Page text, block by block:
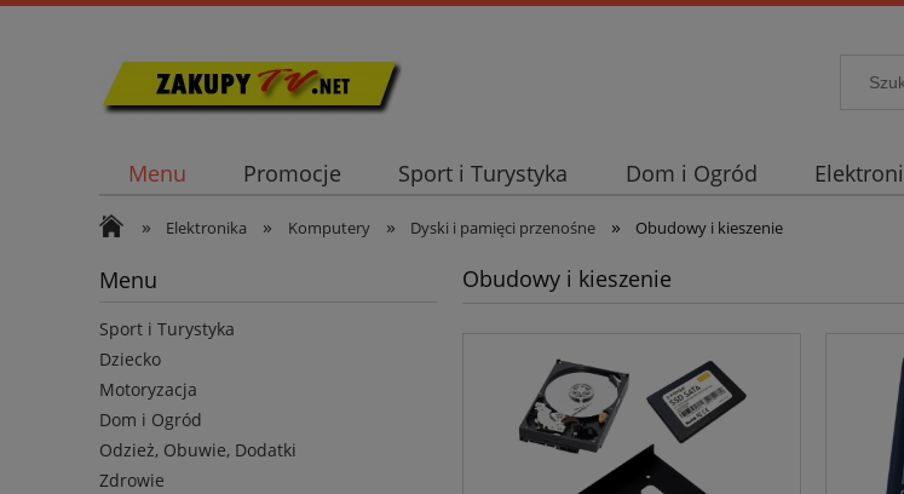
Menu Promocje Sport i Turystyka Dom i Ogród
» Elektronika » Komputery » Dyski i pamięci przenośne » Obudowy i kieszenie
Menu
Sport i Turystyka
Dziecko
Motoryzacja
Dom i Ogród
Odzież, Obuwie, Dodatki
Zdrowie
Obudowy i kieszenie